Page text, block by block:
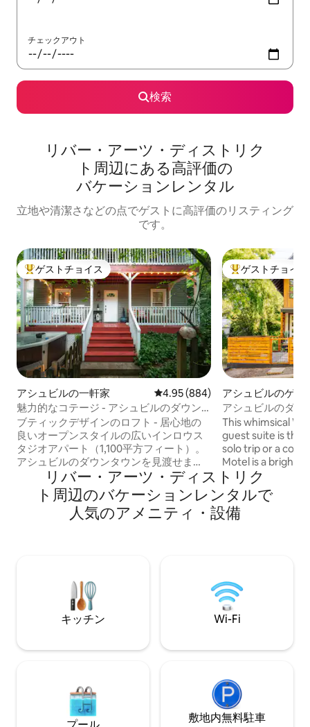
チェックアウト
検索
リバー・アーツ・ディストリク
ト⁠周⁠辺⁠に⁠あ⁠る高⁠評⁠価⁠の
バ⁠ケ⁠ー⁠シ⁠ョ⁠ン⁠レ⁠ン⁠タ⁠ル
立地や清潔さなどの点でゲストに高評価のリスティング
です。
大好評のゲストチョイスです。
ゲストチョイス
アシュビルの一軒家 レビュー884件、5つ星中4.95つ
4.95 (884)
魅力的なコテージ - アシュビルのダウン
タウンを一望できる場所にあり、徒歩圏
内 - ジャグジー
ブティックデザインのロフト - 居心地の
良いオープンスタイルの広いインロウス
タジオアパート（1,100平方フィート）。
アシュビルのダウンタウンを見渡せま
す！ダウンタウンの中心部まで徒歩5～10
分！専用ジャグジーと専用玄関！フルキ
ッチン！ガーデンヌック／ラウンジに大
きなポーチ！新しい洗濯機・乾燥機とマ
レート・ラウンジ、そしてダウンタウ
ン・アシュビルのすべての醸造所、音
楽、レストラン、コーヒーまで徒歩で簡
単に行けます。駐車が簡単。モダンなア
ク！
大好評のゲスト
ゲストチョイス
アシュビルのゲス
ト
アシュビルのダウ
＋リバーアーツ地
This whimsical
guest suite is the
solo trip or a
Motel is a bright,
centered
Asheville,
the vibrant River
making it ultra-
リバー・アーツ・ディストリク
ト⁠周⁠辺⁠のバ⁠ケ⁠ー⁠シ⁠ョ⁠ン⁠レ⁠ン⁠タ⁠ル⁠で
人⁠気⁠のア⁠メ⁠ニ⁠テ⁠ィ⁠・⁠設⁠備
キッチン Wi-Fi
敷地内無料駐⁠車